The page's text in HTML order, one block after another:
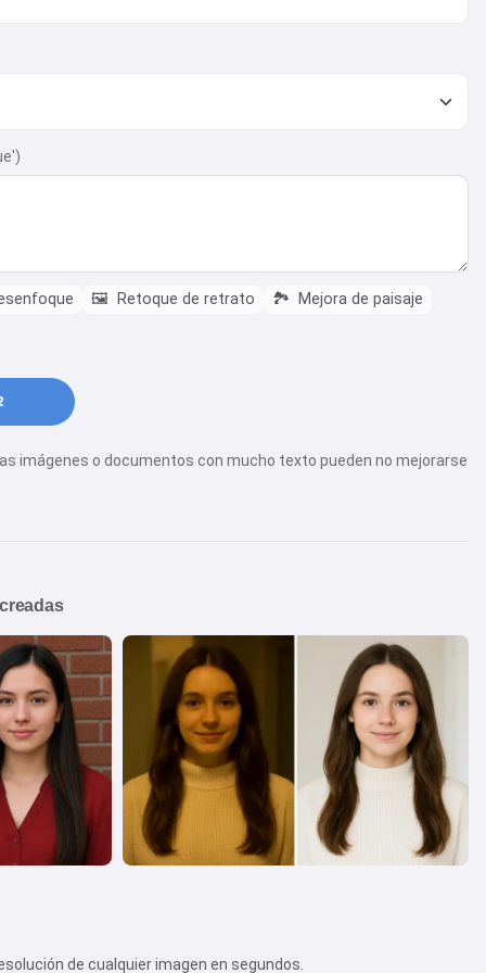
🖼️ Retoque de retrato 🏞️
Mejora de paisaje
imágenes o documentos con mucho texto pueden no mejorarse
de cualquier imagen en segundos.